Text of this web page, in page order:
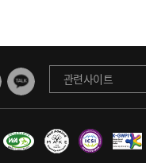
관련사이트